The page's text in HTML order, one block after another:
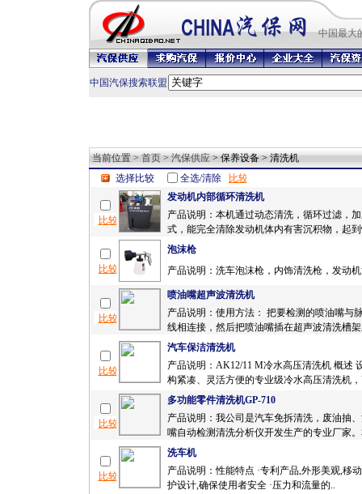
中国最大
中国汽保搜索联盟
当前位置 > 首页 > 汽保供应 > 保养设备 > 清洗机
选择比较
全选/清除
发动机内部循环清洗机
产品说明：本机通过动态清洗，循环过滤，
式，能完全清除发动机体内有害沉积物，起
泡沫枪
产品说明：洗车泡沫枪，内饰清洗枪，发动
喷油嘴超声波清洗机
产品说明：使用方法： 把要检测的喷油嘴与
线相连接，然后把喷油嘴插在超声波清洗槽
汽车保洁清洗机
产品说明：AK12/11 M冷水高压清洗机 概述
构紧凑、灵活方便的专业级冷水高压清洗机
多功能零件清洗机GP-710
产品说明：我公司是汽车免拆清洗，废油抽
嘴自动检测清洗分析仪开发生产的专业厂家
洗车机
产品说明：性能特点 ·专利产品,外形美观,移
护设计,确保使用者安全 ·压力和流量的..